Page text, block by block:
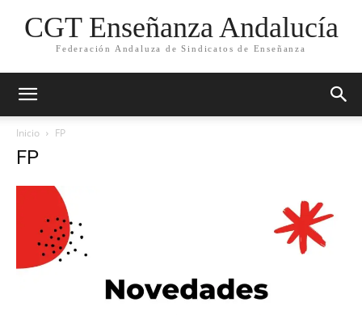
CGT Enseñanza Andalucía
Federación Andaluza de Sindicatos de Enseñanza
Inicio FP
FP